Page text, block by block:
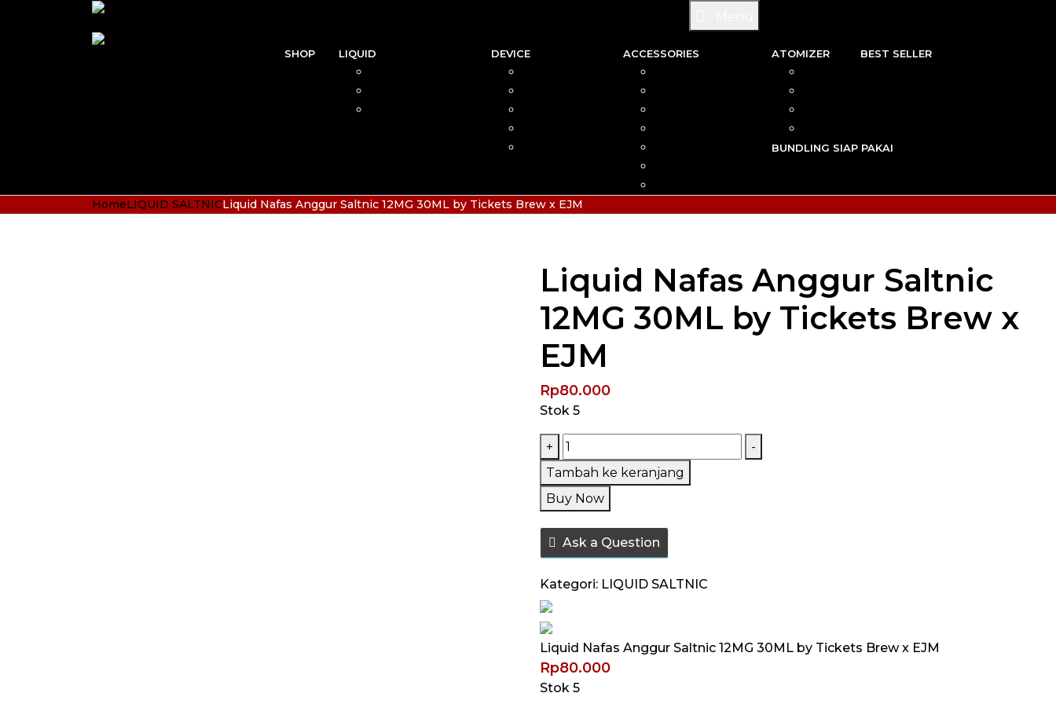
SHOP LIQUID DEVICE ACCESSORIES ATOMIZER BEST SELLER
BUNDLING SIAP PAKAI
HomeLIQUID SALTNICLiquid Nafas Anggur Saltnic 12MG 30ML by Tickets Brew x EJM
Liquid Nafas Anggur Saltnic
12MG 30ML by Tickets Brew x
EJM
Rp80.000
Stok 5
+
Kuantitas
Liquid
Nafas
Anggur
Saltnic
12MG
by
x
EJM
-
Tambah ke keranjang
Buy Now
Ask a Question
Kategori: LIQUID SALTNIC
Liquid Nafas Anggur Saltnic 12MG 30ML by Tickets Brew x EJM
Rp80.000
Stok 5